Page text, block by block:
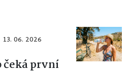
13. 06. 2026
čeká první